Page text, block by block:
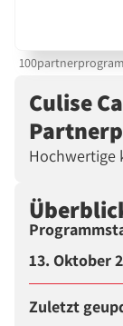
Culise
Hochwertige
13. Oktober
Zuletzt